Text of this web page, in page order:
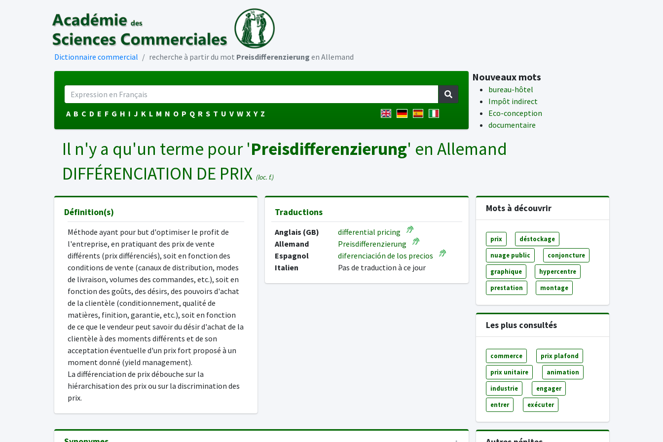
Dictionnaire commercial recherche à partir du mot Preisdifferenzierung en Allemand
A B C D E F G H I J K L M N O P Q R S T U V W X Y Z
Nouveaux mots
bureau-hôtel
Impôt indirect
Eco-conception
documentaire
Il n'y a qu'un terme pour 'Preisdifferenzierung' en Allemand
DIFFÉRENCIATION DE PRIX (loc. f.)
Définition(s)
Méthode ayant pour but d'optimiser le profit de
l'entreprise, en pratiquant des prix de vente
différents (prix différenciés), soit en fonction des
conditions de vente (canaux de distribution, modes
de livraison, volumes des commandes, etc.), soit en
fonction des goûts, des désirs, des pouvoirs d'achat
de la clientèle (conditionnement, qualité de
matières, finition, garantie, etc.), soit en fonction
de ce que le vendeur peut savoir du désir d'achat de la
clientèle à des moments différents et de son
acceptation éventuelle d'un prix fort proposé à un
moment donné (yield management).
La différenciation de prix débouche sur la
hiérarchisation des prix ou sur la discrimination des
prix.
Traductions
Anglais (GB)
differential pricing
Allemand
Preisdifferenzierung
Espagnol
diferenciación de los precios
Italien
Pas de traduction à ce jour
Mots à découvrir
prix déstockage
nuage public conjoncture
graphique hypercentre
prestation montage
Les plus consultés
commerce prix plafond
prix unitaire animation
industrie engager
entrer exécuter